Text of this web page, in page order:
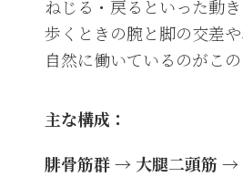
ねじる・戻るといった動き
歩くときの腕と脚の交差
自然に働いているのがこの
主な構成：
腓骨筋群 → 大腿二頭筋